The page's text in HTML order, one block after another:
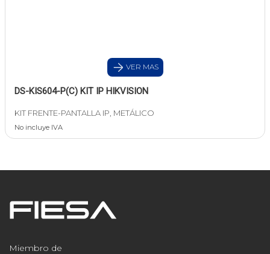
VER MAS
DS-KIS604-P(C) KIT IP HIKVISION
KIT FRENTE-PANTALLA IP, METÁLICO
No incluye IVA
Miembro de